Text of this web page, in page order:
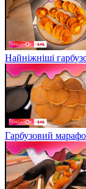
Найніжніші
Гарбузовий